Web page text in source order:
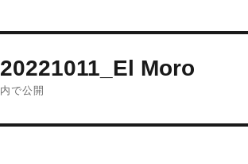
稿
ナ
ビ
20221011_El Moro
内で公開